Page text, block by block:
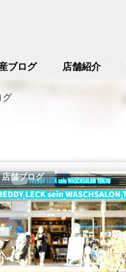
ブログ 店舗紹介
グ
店舗ブログ